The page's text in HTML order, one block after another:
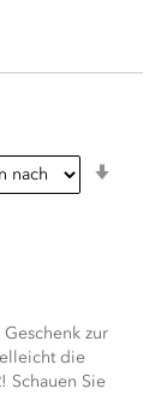
zur
die
Schauen Sie